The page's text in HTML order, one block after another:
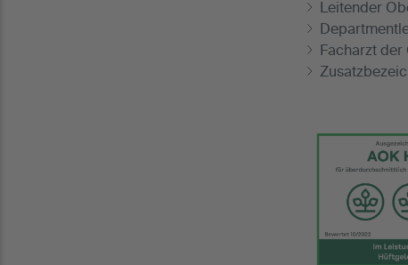
Leitender
Facharzt